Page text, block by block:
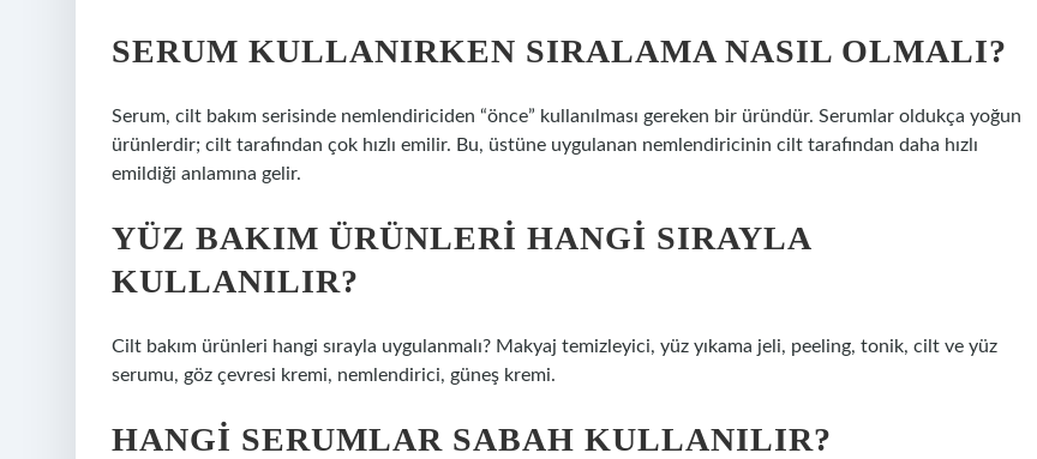
SERUM KULLANIRKEN SIRALAMA NASIL OLMALI?
Serum, cilt bakım serisinde nemlendiriciden “önce” kullanılması gereken bir üründür. Serumlar oldukça yoğun
ürünlerdir; cilt tarafından çok hızlı emilir. Bu, üstüne uygulanan nemlendiricinin cilt tarafından daha hızlı
emildiği anlamına gelir.
YÜZ BAKIM ÜRÜNLERI HANGI SIRAYLA
KULLANILIR?
Cilt bakım ürünleri hangi sırayla uygulanmalı? Makyaj temizleyici, yüz yıkama jeli, peeling, tonik, cilt ve yüz
serumu, göz çevresi kremi, nemlendirici, güneş kremi.
HANGI SERUMLAR SABAH KULLANILIR?